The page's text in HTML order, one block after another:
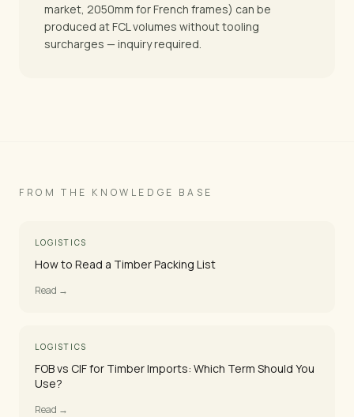
market, 2050mm for French frames) can be
produced at FCL volumes without tooling
surcharges — inquiry required.
FROM THE KNOWLEDGE BASE
LOGISTICS
How to Read a Timber Packing List
Read →
LOGISTICS
FOB vs CIF for Timber Imports: Which Term Should You
Use?
Read →